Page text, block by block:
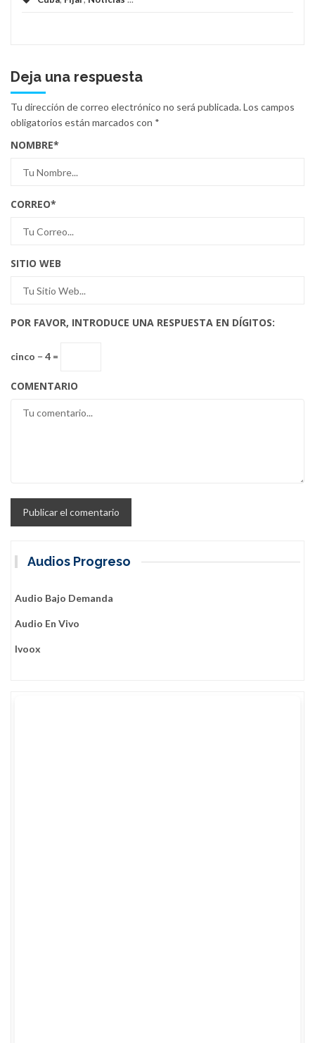
Deja una respuesta
Tu dirección de correo electrónico no será publicada.Los campos
obligatorios están marcados con *
NOMBRE*
CORREO*
SITIO WEB
POR FAVOR, INTRODUCE UNA RESPUESTA EN DÍGITOS:
cinco − 4 =
COMENTARIO
Audios Progreso
Audio Bajo Demanda
Audio En Vivo
Ivoox